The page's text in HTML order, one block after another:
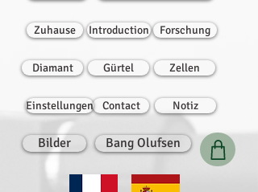
Zuhause Introduction Forschung
Diamant Gürtel Zellen
Einstellungen Contact Notiz
Bilder Bang Olufsen